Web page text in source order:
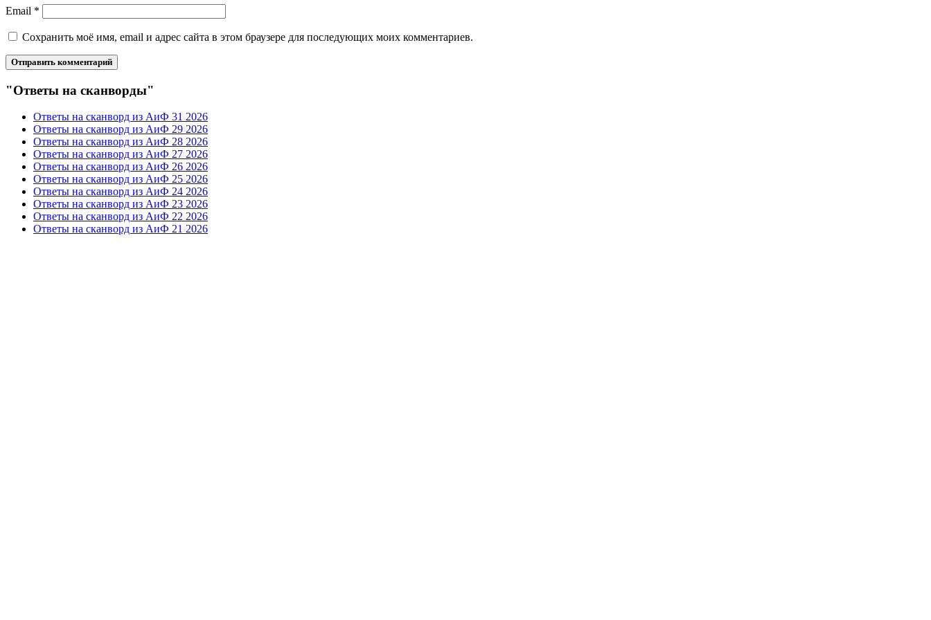
Email *
Сохранить моё имя, email и адрес сайта в этом браузере для последующих моих комментариев.
"Ответы на сканворды"
Ответы на сканворд из АиФ 31 2026
Ответы на сканворд из АиФ 29 2026
Ответы на сканворд из АиФ 28 2026
Ответы на сканворд из АиФ 27 2026
Ответы на сканворд из АиФ 26 2026
Ответы на сканворд из АиФ 25 2026
Ответы на сканворд из АиФ 24 2026
Ответы на сканворд из АиФ 23 2026
Ответы на сканворд из АиФ 22 2026
Ответы на сканворд из АиФ 21 2026